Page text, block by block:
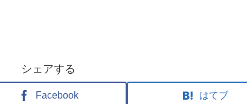
シェアする
Facebook はてブ